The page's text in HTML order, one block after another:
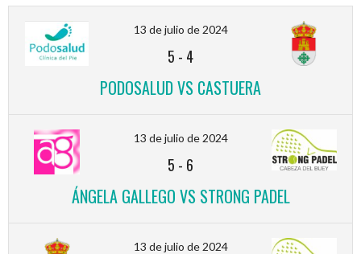
13 de julio de 2024
5 - 4
PODOSALUD VS CASTUERA
13 de julio de 2024
5 - 6
ÁNGELA GALLEGO VS STRONG PADEL
13 de julio de 2024